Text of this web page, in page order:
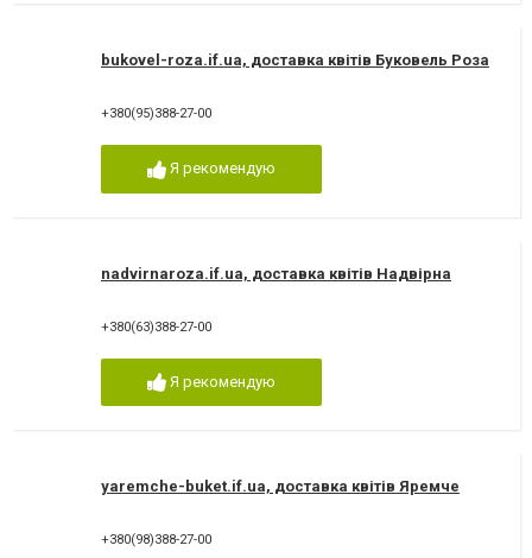
bukovel-roza.if.ua, доставка квітів Буковель Роза
+380(95)388-27-00
Я рекомендую
nadvirnaroza.if.ua, доставка квітів Надвірна
+380(63)388-27-00
Я рекомендую
yaremche-buket.if.ua, доставка квітів Яремче
+380(98)388-27-00